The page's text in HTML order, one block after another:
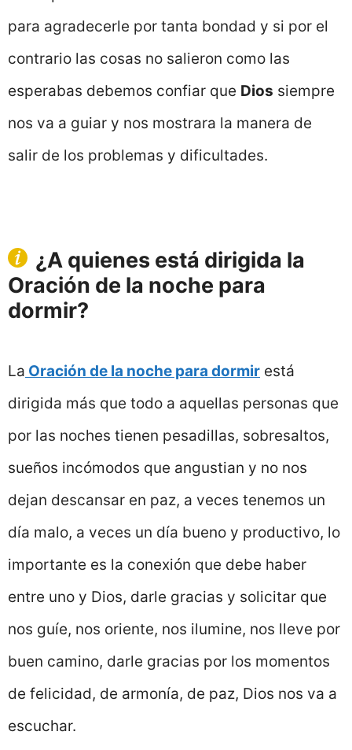
para agradecerle por tanta bondad y si por el
contrario las cosas no salieron como las
esperabas debemos confiar que Dios siempre
nos va a guiar y nos mostrara la manera de
salir de los problemas y dificultades.
¿A quienes está dirigida la
Oración de la noche para
dormir?
La Oración de la noche para dormir está
dirigida más que todo a aquellas personas que
por las noches tienen pesadillas, sobresaltos,
sueños incómodos que angustian y no nos
dejan descansar en paz, a veces tenemos un
día malo, a veces un día bueno y productivo, lo
importante es la conexión que debe haber
entre uno y Dios, darle gracias y solicitar que
nos guíe, nos oriente, nos ilumine, nos lleve por
buen camino, darle gracias por los momentos
de felicidad, de armonía, de paz, Dios nos va a
escuchar.